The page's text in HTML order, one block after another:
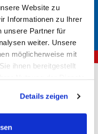
Website zu
Informationen zu Ihrer
unsere Partner für
weiter. Unsere
möglicherweise mit
ihnen bereitgestellt
Details zeigen
und Größen angegeben.
Kunden